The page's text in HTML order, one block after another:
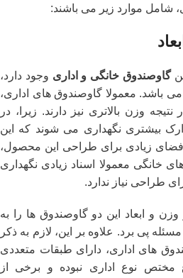
شامل موارد زیر می باشند:
گاوصندوق خانگی و اداری وجود دارد،
می باشد. معمولا گاوصندوق های اداری،
وزن بالاتری نیز دارند. زیرا، در
بیشتری نگهداری می شوند که این
زیادی برای طراحی این محصول،
خانگی معمولا اسناد زیادی نگهداری
طراحی نیاز ندارد.
و ابعاد این دو گاوصندوق ها را به
پی برد. علاوه بر این، لازم به ذکر
های اداری، دارای طبقات متعددی
مختص نوع اداری نبوده و برخی از